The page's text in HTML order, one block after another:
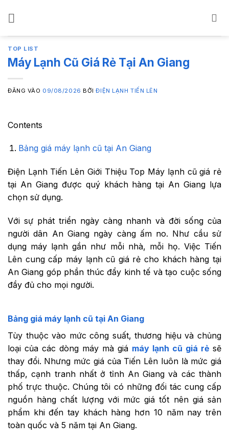
dungTOP LIST
Máy Lạnh Cũ Giá Rẻ Tại An Giang
ĐĂNG VÀO 09/08/2026 BỞIĐIỆN LẠNH TIẾN LÊN
Contents
Bảng giá máy lạnh cũ tại An Giang
Điện Lạnh Tiến Lên Giới Thiệu Top Máy lạnh cũ giá rẻ
tại An Giang được quý khách hàng tại An Giang lựa
chọn sử dụng.
Với sự phát triển ngày càng nhanh và đời sống của
người dân An Giang ngày càng ấm no. Như cầu sử
dụng máy lạnh gần như mỗi nhà, mỗi họ. Việc Tiến
Lên cung cấp máy lạnh cũ giá rẻ cho khách hàng tại
An Giang góp phần thúc đẩy kinh tế và tạo cuộc sống
đầy đủ cho mọi người.
Bảng giá máy lạnh cũ tại An Giang
Tùy thuộc vào mức công suất, thương hiệu và chủng
loại của các dòng máy mà giá máy lạnh cũ giá rẻ sẽ
thay đổi. Nhưng mức giá của Tiến Lên luôn là mức giá
thấp, cạnh tranh nhất ở tỉnh An Giang và các thành
phố trực thuộc. Chúng tôi có những đối tác cung cấp
nguồn hàng chất lượng với mức giá tốt nên giá sản
phẩm khi đến tay khách hàng hơn 10 năm nay trên
toàn quốc và 5 năm tại An Giang.